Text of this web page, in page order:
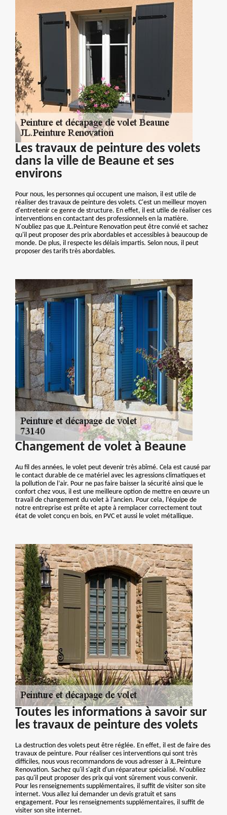
Les travaux de peinture des volets
dans la ville de Beaune et ses
environs
Pour nous, les personnes qui occupent une maison, il est utile de
réaliser des travaux de peinture des volets. C'est un meilleur moyen
d'entretenir ce genre de structure. En effet, il est utile de réaliser ces
interventions en contactant des professionnels en la matière.
N'oubliez pas que JL.Peinture Renovation peut être convié et sachez
qu'il peut proposer des prix abordables et accessibles à beaucoup de
monde. De plus, il respecte les délais impartis. Selon nous, il peut
proposer des tarifs très abordables.
Changement de volet à Beaune
Au fil des années, le volet peut devenir très abîmé. Cela est causé par
le contact durable de ce matériel avec les agressions climatiques et
la pollution de l’air. Pour ne pas faire baisser la sécurité ainsi que le
confort chez vous, il est une meilleure option de mettre en œuvre un
travail de changement du volet à l’ancien. Pour cela, l’équipe de
notre entreprise est prête et apte à remplacer correctement tout
état de volet conçu en bois, en PVC et aussi le volet métallique.
Toutes les informations à savoir sur
les travaux de peinture des volets
La destruction des volets peut être réglée. En effet, il est de faire des
travaux de peinture. Pour réaliser ces interventions qui sont très
difficiles, nous vous recommandons de vous adresser à JL.Peinture
Renovation. Sachez qu'il s'agit d'un réparateur spécialisé. N'oubliez
pas qu'il peut proposer des prix qui vont sûrement vous convenir.
Pour les renseignements supplémentaires, il suffit de visiter son site
internet. Vous allez lui demander un devis gratuit et sans
engagement. Pour les renseignements supplémentaires, il suffit de
visiter son site internet.